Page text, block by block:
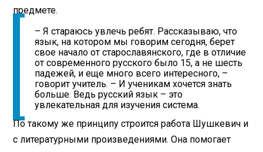
предмете.
– Я стараюсь увлечь ребят. Рассказываю, что
язык, на котором мы говорим сегодня, берет
свое начало от старославянского, где в отличие
от современного русского было 15, а не шесть
падежей, и еще много всего интересного, –
говорит учитель. – И ученикам хочется знать
больше. Ведь русский язык – это
увлекательная для изучения система.
По такому же принципу строится работа Шушкевич и
с литературными произведениями. Она помогает